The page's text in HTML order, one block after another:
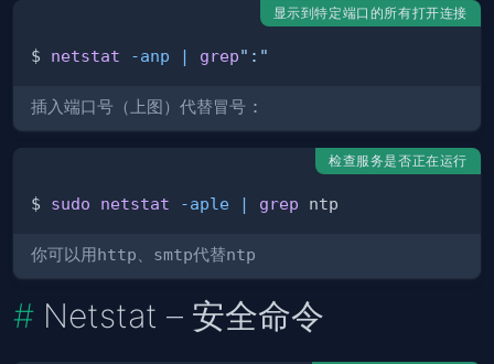
显示到特定端口的所有打开连接
$ netstat -anp | grep":"
插入端口号（上图）代替冒号 :
检查服务是否正在运行
$ sudo netstat -aple | grep
你可以用http、 smtp代替ntp
Netstat – 安全命令